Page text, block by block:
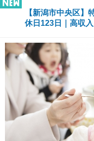
【新潟市中央区】
休日123日｜高収